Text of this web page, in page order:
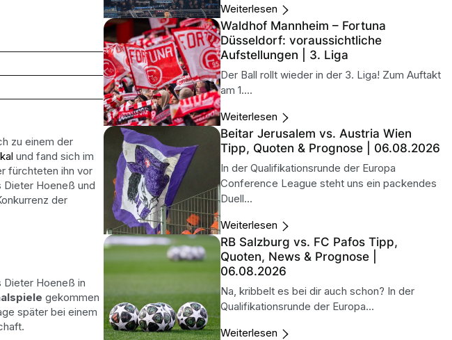
zu einem der
und fand sich im
fürchteten ihn vor
Dieter Hoeneß und
der
Dieter Hoeneß in
gekommen
später bei einem
Weiterlesen
Waldhof Mannheim – Fortuna
Düsseldorf: voraussichtliche
Aufstellungen | 3. Liga
Der Ball rollt wieder in der 3. Liga! Zum Auftakt
am 1....
Weiterlesen
Beitar Jerusalem vs. Austria Wien
Tipp, Quoten & Prognose | 06.08.2026
In der Qualifikationsrunde der Europa
Conference League steht uns ein packendes
Duell...
Weiterlesen
RB Salzburg vs. FC Pafos Tipp,
Quoten, News & Prognose |
06.08.2026
Na, kribbelt es bei dir auch schon? In der
Qualifikationsrunde der Europa...
Weiterlesen